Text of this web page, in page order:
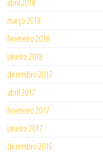
abril 2018
março 2018
fevereiro 2018
janeiro 2018
dezembro 2017
abril 2017
fevereiro 2017
janeiro 2017
dezembro 2016